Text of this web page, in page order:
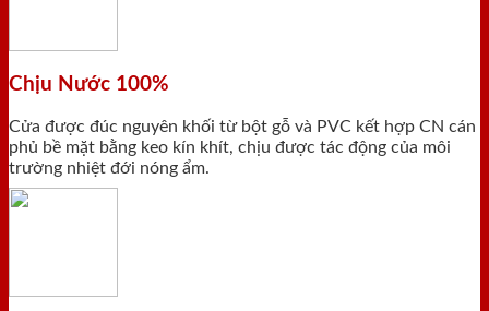
Chịu Nước 100%
Cửa được đúc nguyên khối từ bột gỗ và PVC kết hợp CN cán
phủ bề mặt bằng keo kín khít, chịu được tác động của môi
trường nhiệt đới nóng ẩm.